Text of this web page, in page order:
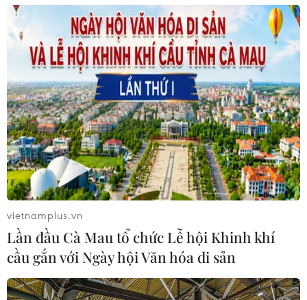
vietnamplus.vn
Lần đầu Cà Mau tổ chức Lễ hội Khinh khí
cầu gắn với Ngày hội Văn hóa di sản